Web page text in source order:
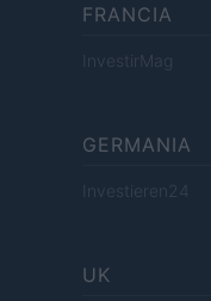
FRANCIA
InvestirMag
GERMANIA
Investieren24
UK